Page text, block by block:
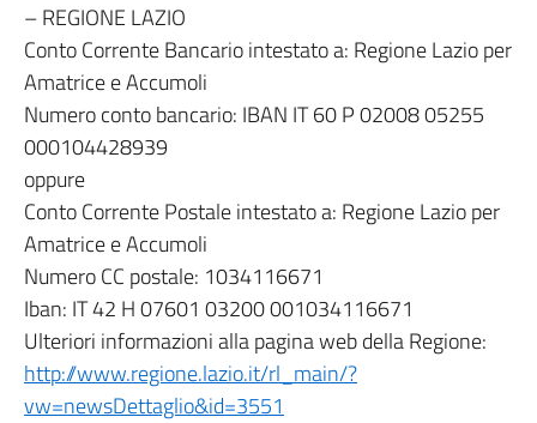
– REGIONE LAZIO
Conto Corrente Bancario intestato a: Regione Lazio per
Amatrice e Accumoli
Numero conto bancario: IBAN IT 60 P 02008 05255
000104428939
oppure
Conto Corrente Postale intestato a: Regione Lazio per
Amatrice e Accumoli
Numero CC postale: 1034116671
Iban: IT 42 H 07601 03200 001034116671
Ulteriori informazioni alla pagina web della Regione:
http://www.regione.lazio.it/rl_main/?
vw=newsDettaglio&id=3551